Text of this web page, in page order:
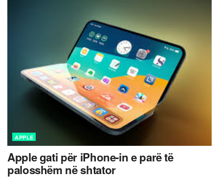
APPLE
Apple gati për iPhone-in e parë të
palosshëm në shtator